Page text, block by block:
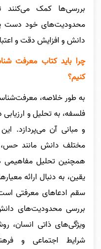
بررسی‌ها کمک می‌کنند
محدودیت‌های خود دست
دانش و افزایش دقت و
چرا باید کتاب معرفت
کنیم؟
به طور خلاصه،
فلسفه، به تحلیل و
و مبانی آن می‌پردازد.
مختلف دانش مانند حس،
همچنین تحلیل مفاهیمی
یقین، به دنبال ارائه
سقم ادعاهای معرفتی
بررسی محدودیت‌های
ویژگی‌های ذاتی انسان،
شرایط اجتماعی و